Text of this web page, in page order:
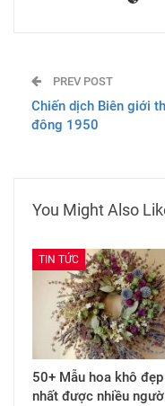
PREV POST
Chiến dịch Biên giới
đông 1950
You Might Also
TIN TỨC
50+ Mẫu hoa khô đẹp
nhất được nhiều